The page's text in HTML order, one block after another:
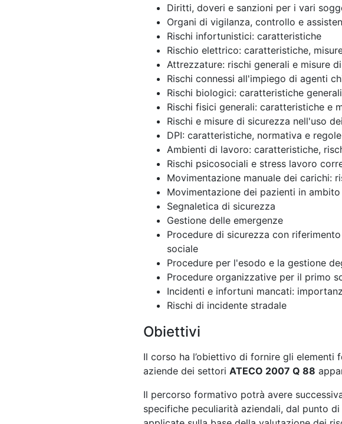
Diritti, doveri e sanzioni per i vari
Organi di vigilanza, controllo e
Rischi infortunistici: caratteristiche
Rischio elettrico: caratteristiche,
Attrezzature: rischi generali e misure
Rischi connessi all'impiego di agenti
Rischi biologici: caratteristiche
Rischi fisici generali: caratteristiche e
Rischi e misure di sicurezza nell'uso
DPI: caratteristiche, normativa e
Ambienti di lavoro: caratteristiche,
Rischi psicosociali e stress lavoro
Movimentazione manuale dei carichi:
Movimentazione dei pazienti in
Segnaletica di sicurezza
Gestione delle emergenze
Procedure di sicurezza con
sociale
Procedure per l'esodo e la gestione
Procedure organizzative per il primo
Incidenti e infortuni mancati:
Rischi di incidente stradale
Obiettivi
Il corso ha l’obiettivo di fornire gli elementi
aziende dei settori ATECO 2007 Q 88
Il percorso formativo potrà avere
specifiche peculiarità aziendali, dal punto